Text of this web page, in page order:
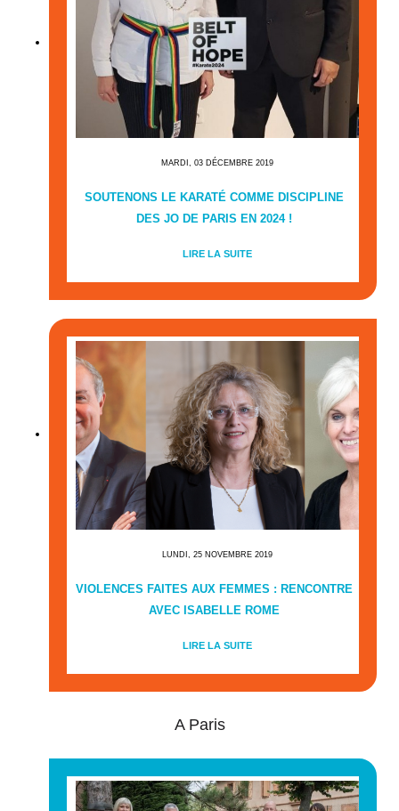
MARDI, 03 DÉCEMBRE 2019
SOUTENONS LE KARATÉ COMME DISCIPLINE
DES JO DE PARIS EN 2024 !
LIRE LA SUITE
LUNDI, 25 NOVEMBRE 2019
VIOLENCES FAITES AUX FEMMES : RENCONTRE
AVEC ISABELLE ROME
LIRE LA SUITE
A Paris